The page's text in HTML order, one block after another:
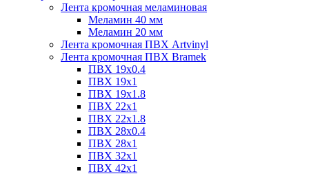
Лента кромочная меламиновая
Меламин 40 мм
Меламин 20 мм
Лента кромочная ПВХ Artvinyl
Лента кромочная ПВХ Bramek
ПВХ 19x0.4
ПВХ 19х1
ПВХ 19х1.8
ПВХ 22х1
ПВХ 22х1.8
ПВХ 28х0.4
ПВХ 28х1
ПВХ 32x1
ПВХ 42х1